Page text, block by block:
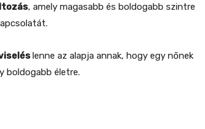
, amely magasabb és boldogabb szintre
lenne az alapja annak, hogy egy nőnek
boldogabb életre.